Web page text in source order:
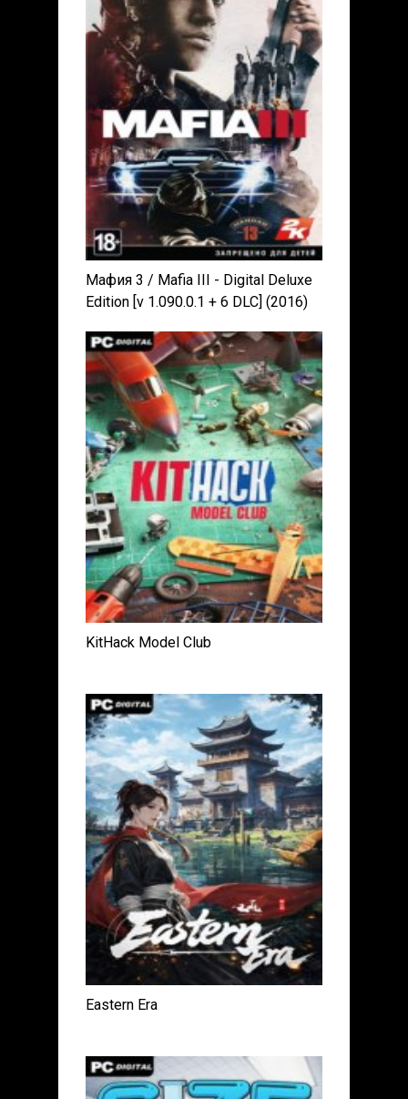
Мафия 3 / Mafia III - Digital Deluxe
Edition [v 1.090.0.1 + 6 DLC] (2016)
KitHack Model Club
Eastern Era